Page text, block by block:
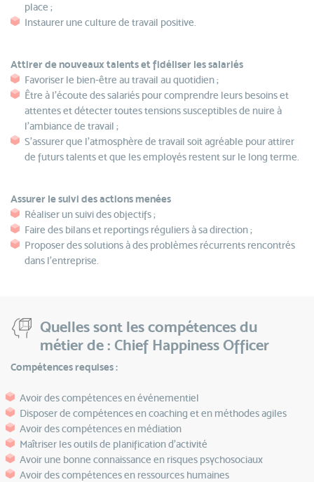
place ;
Instaurer une culture de travail positive.
Attirer de nouveaux talents et fidéliser les salariés
Favoriser le bien-être au travail au quotidien ;
Être à l’écoute des salariés pour comprendre leurs besoins et
attentes et détecter toutes tensions susceptibles de nuire à
l’ambiance de travail ;
S’assurer que l’atmosphère de travail soit agréable pour attirer
de futurs talents et que les employés restent sur le long terme.
Assurer le suivi des actions menées
Réaliser un suivi des objectifs ;
Faire des bilans et reportings réguliers à sa direction ;
Proposer des solutions à des problèmes récurrents rencontrés
dans l’entreprise.
Quelles sont les compétences du
métier de : Chief Happiness Officer
Compétences requises :
Avoir des compétences en événementiel
Disposer de compétences en coaching et en méthodes agiles
Avoir des compétences en médiation
Maîtriser les outils de planification d’activité
Avoir une bonne connaissance en risques psychosociaux
Avoir des compétences en ressources humaines